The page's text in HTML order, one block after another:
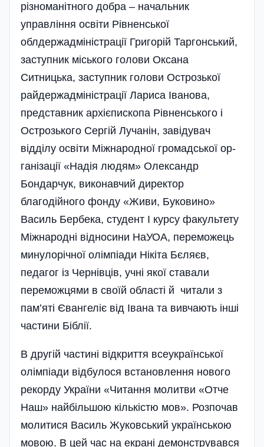
різноманітного добра – начальник
управління освіти Рівненської
облдержадміністрації Григорій Таргонський,
заступник міського голови Оксана
Ситницька, заступник голови Острозької
райдержадміністрації Лариса Іванова,
представник архієпископа Рівненського і
Острозького Сергій Лучанін, завідувач
відділу освіти Між­народної громадської ор­
га­нізації «Надія людям» Олександр
Бондарчук, виконавчий директор
благодійного фонду «Жи­ви, Буковино»
Василь Бербека, студент І курсу факультету
Міжнародні відносини НаУОА, переможець
минулорічної олім­піади Нікіта Бєляєв,
педагог із Чер­нівців, учні якої ставали
перемо­ж­цями в своїй області й читали з
пам’яті Євангеліє від Івана та вивчають інші
частини Біблії.
В другій частині від­криття всеукраїнської
олім­піади відбулося встановлення нового
рекорду України «Читання молитви «Отче
Наш» найбі­льшою кількістю мов». Розпочав
молитися Василь Жуковський українською
мовою. В цей час на екрані демонструвався